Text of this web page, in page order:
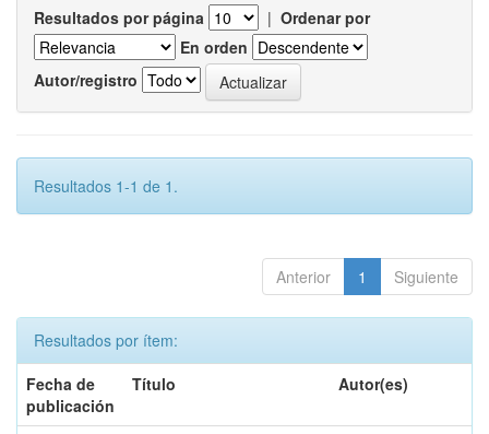
Resultados por página | Ordenar por
En orden
Autor/registro
Resultados 1-1 de 1.
Anterior 1 Siguiente
Resultados por ítem:
Fecha de
publicación
Título Autor(es)